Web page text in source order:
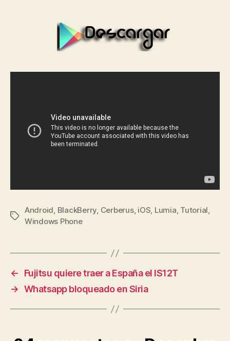
Etiquetas
Android, BlackBerry, Cerberus, iOS, Lumia, Tutorial,
Windows Phone
←
Fujitsu quiere traer a España el IS12T
→ Whatsapp bloqueado en Siria